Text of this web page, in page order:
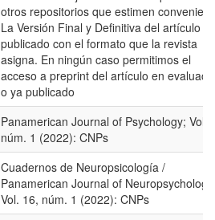
otros repositorios que estimen
La Versión Final y Definitiva del artículo
publicado con el formato que la revista
asigna. En ningún caso permitimos el
acceso a preprint del artículo en
o ya publicado
Panamerican Journal of Psychology; Vol.
núm. 1 (2022): CNPs
Cuadernos de Neuropsicología /
Panamerican Journal of
Vol. 16, núm. 1 (2022): CNPs